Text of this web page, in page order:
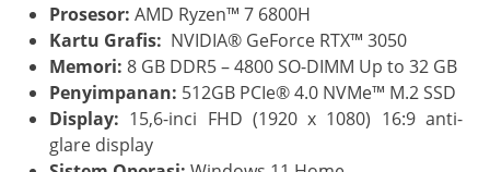
Prosesor: AMD Ryzen™ 7 6800H
Kartu Grafis: NVIDIA® GeForce RTX™ 3050
Memori: 8 GB DDR5 – 4800 SO-DIMM Up to 32 GB
Penyimpanan: 512GB PCIe® 4.0 NVMe™ M.2 SSD
Display: 15,6-inci FHD (1920 x 1080) 16:9 anti-
glare display